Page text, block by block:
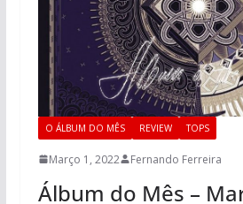
O ÁLBUM DO MÊS REVIEW TOPS
Março 1, 2022 Fernando Ferreira
Álbum do Mês –